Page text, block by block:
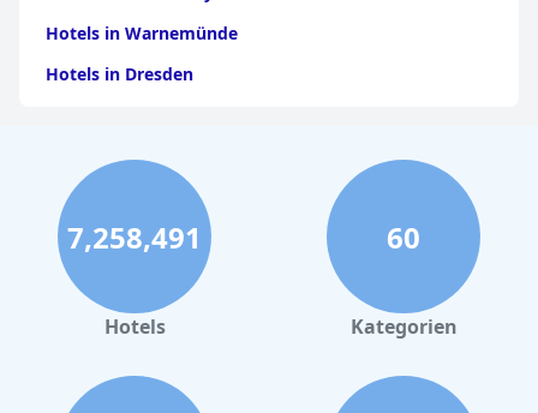
Hotels in Warnemünde
Hotels in Dresden
Hotels in Stuttgart
Hotels in Leipzig
Hotels in Bamberg
Hotels in Nürnberg
Hotels in Büsum
Hotels in Tannheim
7,258,491
Hotels
60
Kategorien